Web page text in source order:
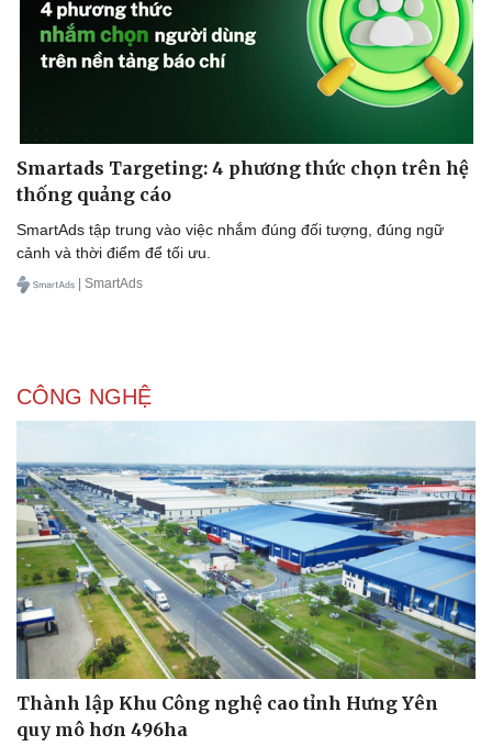
Vì cộng đồng Chuyển đổi số
Smartads Targeting: 4 phương thức chọn trên hệ
thống quảng cáo
SmartAds tập trung vào việc nhắm đúng đối tượng, đúng ngữ
cảnh và thời điểm để tối ưu.
| SmartAds
CÔNG NGHỆ
Thành lập Khu Công nghệ cao tỉnh Hưng Yên
quy mô hơn 496ha